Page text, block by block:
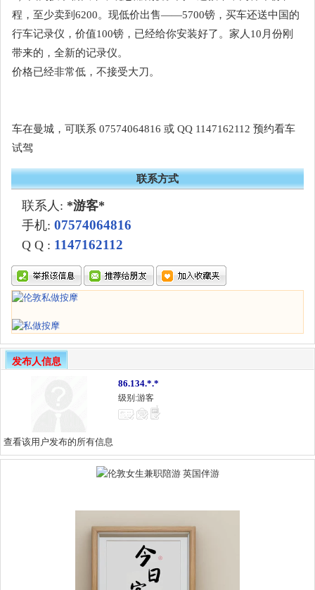
程，至少卖到6200。现低价出售——5700镑，买车还送中国的
行车记录仪，价值100镑，已经给你安装好了。家人10月份刚
带来的，全新的记录仪。
价格已经非常低，不接受大刀。
车在曼城，可联系 07574064816 或 QQ 1147162112 预约看车
试驾
联系方式
联系人: *游客*
手机: 07574064816
Q Q : 1147162112
发布人信息
86.134.*.*
级别:游客
查看该用户发布的所有信息